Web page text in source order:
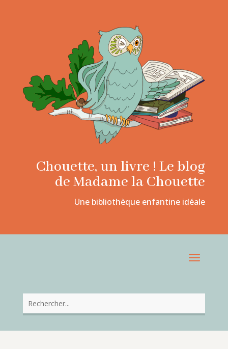
Chouette, un livre ! Le blog
de Madame la Chouette
Une bibliothèque enfantine idéale